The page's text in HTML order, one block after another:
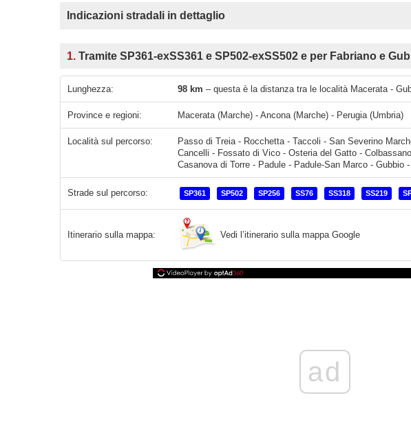
Indicazioni stradali in dettaglio
1. Tramite SP361-exSS361 e SP502-exSS502 e per Fabriano e
Lunghezza: 98 km – questa è la distanza tra le località Macerata -
Province e regioni: Macerata (Marche) - Ancona (Marche) - Perugia (Umbria)
Località sul percorso:
Passo di Treia - Rocchetta - Taccoli - San Severino
Cancelli - Fossato di Vico - Osteria del Gatto -
Casanova di Torre - Padule - Padule-San Marco - Gubbio
Strade sul percorso: SP361 SP502 SP256 SS76 SS318 SS219
Itinerario sulla mappa: Vedi l’itinerario sulla mappa Google
ad